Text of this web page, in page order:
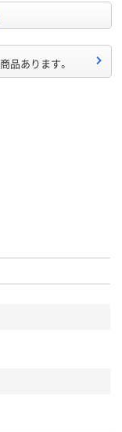
商品あります。